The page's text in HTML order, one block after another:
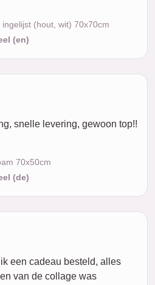
(hout, wit) 70x70cm
(en)
snelle levering, gewoon top!!
70x50cm
(de)
een cadeau besteld, alles
van de collage was